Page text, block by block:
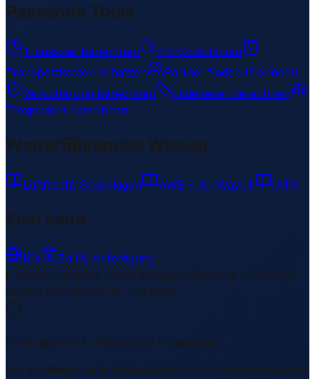
Passende Tools
Transitzeit berechnen
HS-Code finden
Transportkosten schätzen
Partner finden (Connect)
Versicherung berechnen
Lademeter berechnen
Taxgewicht berechnen
Weiterführendes Wissen
Luftfracht Grundlagen AWB – Air Waybill IATA
Zum Land
MX
Zoll & Abfertigung
Weiterführende Links1 Bereiche/Sections • 8 Links▾
Zuletzt aktualisiert: 31. Juli 2026
Inhalt geprüft & redaktionell freigegeben
Die auf dieser Seite dargestellten Informationen basieren